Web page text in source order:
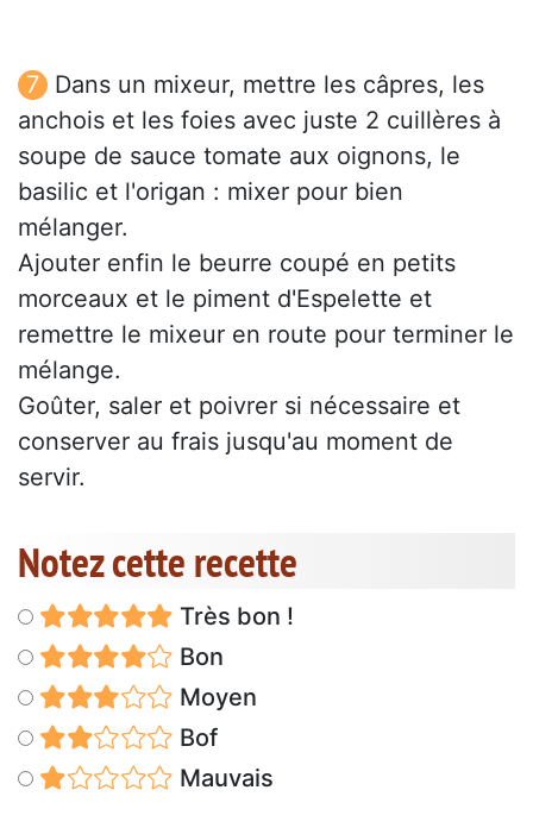
Dans un mixeur, mettre les câpres, les
anchois et les foies avec juste 2 cuillères à
soupe de sauce tomate aux oignons, le
basilic et l'origan : mixer pour bien
mélanger.
Ajouter enfin le beurre coupé en petits
morceaux et le piment d'Espelette et
remettre le mixeur en route pour terminer le
mélange.
Goûter, saler et poivrer si nécessaire et
conserver au frais jusqu'au moment de
servir.
Notez cette recette
Très bon !
Bon
Moyen
Bof
Mauvais